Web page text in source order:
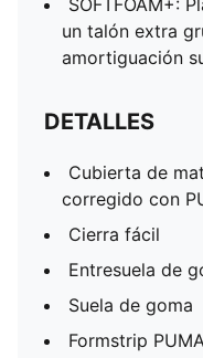
SOFTFOAM+:
un talón extra
amortiguación
DETALLES
Cubierta de
corregido con
Cierra fácil
Entresuela de
Suela de goma
Formstrip